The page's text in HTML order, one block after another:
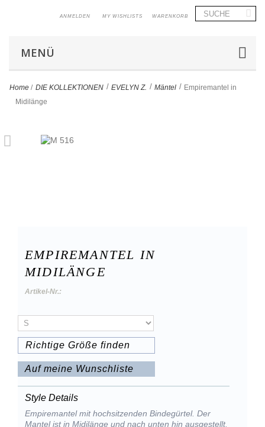
WARENKORB
MY WISHLISTS
ANMELDEN
MENÜ
Home / DIE KOLLEKTIONEN > EVELYN Z. > Mäntel > Empiremantel in
Midilänge
EMPIREMANTEL IN
MIDILÄNGE
Artikel-Nr.:
Richtige Größe finden
Auf meine Wunschliste
Style Details
Empiremantel mit hochsitzenden Bindegürtel. Der
Mantel ist in Midilänge und nach unten hin ausgestellt.